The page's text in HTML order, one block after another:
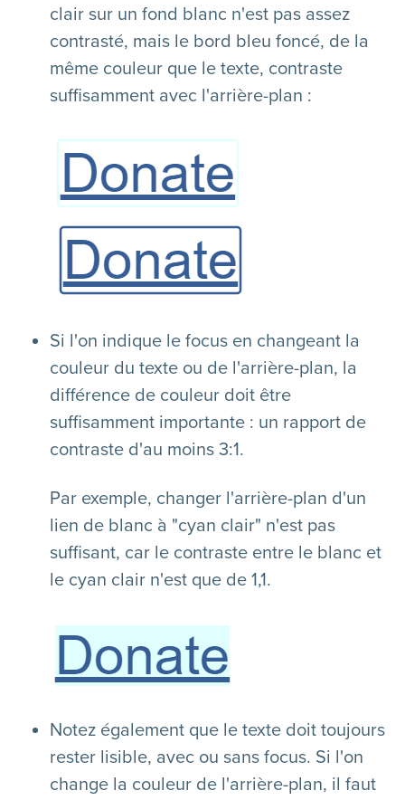
clair sur un fond blanc n'est pas assez
contrasté, mais le bord bleu foncé, de la
même couleur que le texte, contraste
suffisamment avec l'arrière-plan :
Si l'on indique le focus en changeant la
couleur du texte ou de l'arrière-plan, la
différence de couleur doit être
suffisamment importante : un rapport de
contraste d'au moins 3:1.
Par exemple, changer l'arrière-plan d'un
lien de blanc à "cyan clair" n'est pas
suffisant, car le contraste entre le blanc et
le cyan clair n'est que de 1,1.
Notez également que le texte doit toujours
rester lisible, avec ou sans focus. Si l'on
change la couleur de l'arrière-plan, il faut